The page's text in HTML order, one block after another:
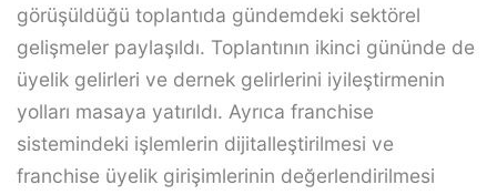
görüşüldüğü toplantıda gündemdeki sektörel
gelişmeler paylaşıldı. Toplantının ikinci gününde de
üyelik gelirleri ve dernek gelirlerini iyileştirmenin
yolları masaya yatırıldı. Ayrıca franchise
sistemindeki işlemlerin dijitalleştirilmesi ve
franchise üyelik girişimlerinin değerlendirilmesi